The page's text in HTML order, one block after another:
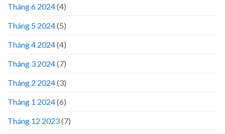
Tháng 6 2024(4)
Tháng 5 2024(5)
Tháng 4 2024(4)
Tháng 3 2024(7)
Tháng 2 2024(3)
Tháng 1 2024(6)
Tháng 12 2023(7)